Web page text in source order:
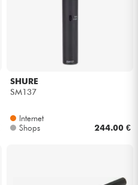
SHURE
SM137
Internet
Shops
244.00 €